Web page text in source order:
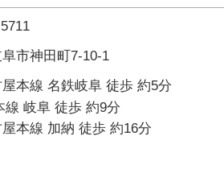
市神田町7-10-1
本線 名鉄岐阜 徒歩 約5分
線 岐阜 徒歩 約9分
本線 加納 徒歩 約16分